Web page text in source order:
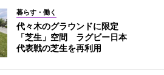
暮らす・働く
代々木のグラウンドに限定
「芝生」空間 ラグビー日本
代表戦の芝生を再利用